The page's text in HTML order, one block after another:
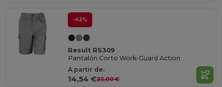
-42%
Result RS309
Pantalón Corto Work-Guard Action
A partir de:
14,54 €25,00 €